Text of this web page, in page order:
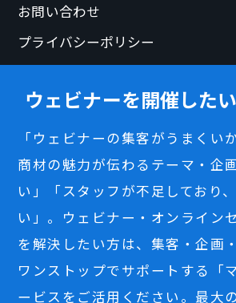
お問い合わせ
プライバシーポリシー
ウェビナーを開催した
「ウェビナーの集客がうまくい
商材の魅力が伝わるテーマ・企
い」「スタッフが不足しており
い」。ウェビナー・オンライン
を解決したい方は、集客・企画
ワンストップでサポートする「
ービスをご活用ください。最大